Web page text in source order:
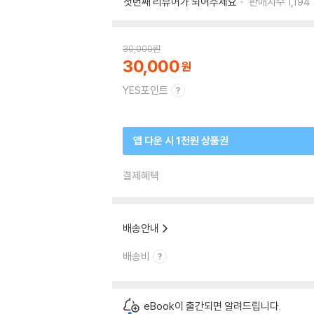
30,000원
30,000
YES포인트
앱 다운 시 1천원 상품권
결제혜택
배송안내
배송비
eBook이 출간되면 알려드립니다.